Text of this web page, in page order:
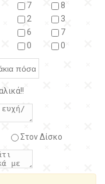
7
8
2
3
6
7
0 0
Στον Δίσκο